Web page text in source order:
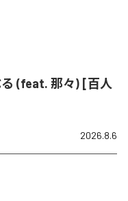
る (feat. 那々) [百人
2026.8.6